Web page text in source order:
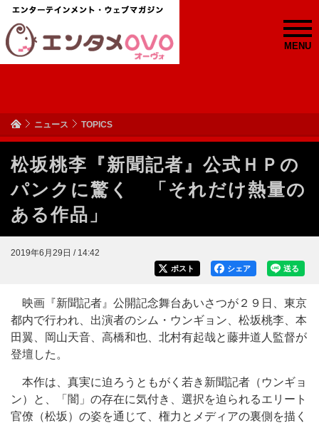
MENU
ニュース TOPICS
松坂桃李『新聞記者』公式ＨＰの
パンクに驚く 「それだけ熱量の
ある作品」
2019年6月29日 / 14:42
送る
シェア
ポスト
映画『新聞記者』公開記念舞台あいさつが２９日、東京
都内で行われ、出演者のシム・ウンギョン、松坂桃李、本
田翼、岡山天音、高橋和也、北村有起哉と藤井道人監督が
登壇した。
本作は、真実に迫ろうともがく若き新聞記者（ウンギョ
ン）と、「闇」の存在に気付き、選択を迫られるエリート
官僚（松坂）の姿を通じて、権力とメディアの裏側を描く